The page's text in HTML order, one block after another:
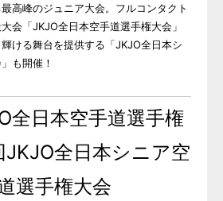
高峰のジュニア大会。フルコンタクト
会「JKJO全日本空手道選手権大会」
ける舞台を提供する「JKJO全日本シ
も開催！
全日本空手道選手権
JKJO全日本シニア空
選手権大会